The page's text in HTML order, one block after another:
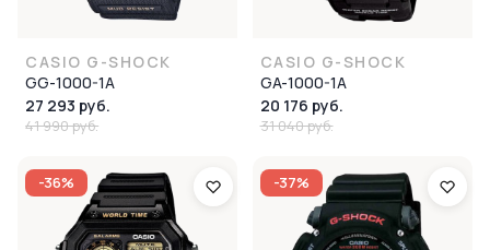
CASIO G-SHOCK
GG-1000-1A
27 293 руб.
41 990 руб.
CASIO G-SHOCK
GA-1000-1A
20 176 руб.
31 040 руб.
-36% -37%